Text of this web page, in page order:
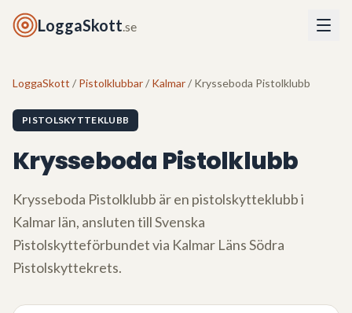
LoggaSkott.se
LoggaSkott / Pistolklubbar/ Kalmar/ Krysseboda Pistolklubb
PISTOLSKYTTEKLUBB
Krysseboda Pistolklubb
Krysseboda Pistolklubb är en pistolskytteklubb i
Kalmar län, ansluten till Svenska
Pistolskytteförbundet via Kalmar Läns Södra
Pistolskyttekrets.